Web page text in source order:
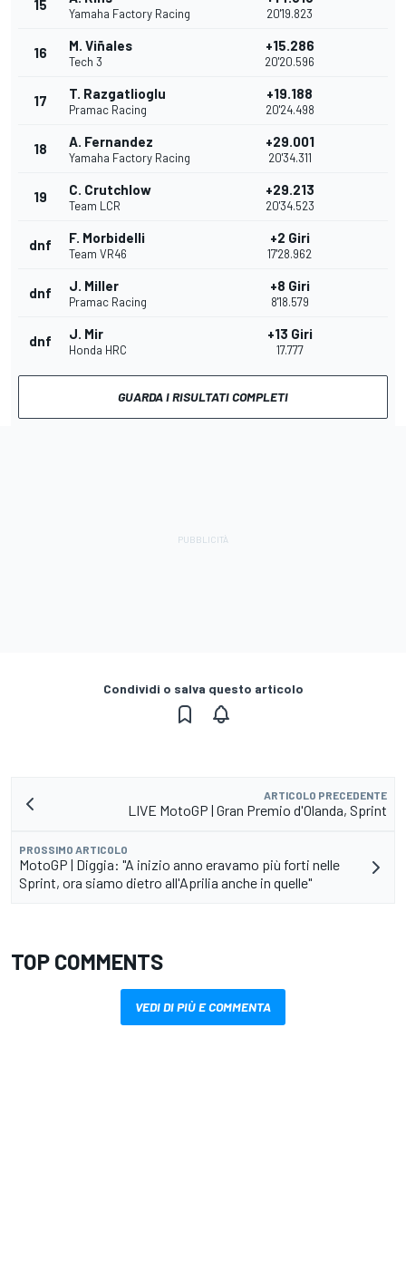
15
Yamaha Factory Racing 20'19.823
16 M. Viñales
Tech 3
+15.286
20'20.596
17 T. Razgatlioglu
Pramac Racing
+19.188
20'24.498
18 A. Fernandez
Yamaha Factory Racing
+29.001
20'34.311
19 C. Crutchlow
Team LCR
+29.213
20'34.523
dnf F. Morbidelli
Team VR46
+2 Giri
17'28.962
dnf J. Miller
Pramac Racing
+8 Giri
8'18.579
dnf J. Mir
Honda HRC
+13 Giri
17.777
GUARDA I RISULTATI COMPLETI
Condividi o salva questo articolo
ARTICOLO PRECEDENTE
LIVE MotoGP | Gran Premio d'Olanda, Sprint
PROSSIMO ARTICOLO
MotoGP | Diggia: "A inizio anno eravamo più forti nelle
Sprint, ora siamo dietro all'Aprilia anche in quelle"
TOP COMMENTS
VEDI DI PIÙ E COMMENTA